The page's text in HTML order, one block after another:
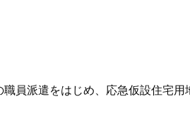
員派遣をはじめ、応急仮設住宅